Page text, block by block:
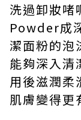
洗過卸妝啫
Powder成
潔面粉的泡
能夠深入清
用後滋潤柔
肌膚變得更